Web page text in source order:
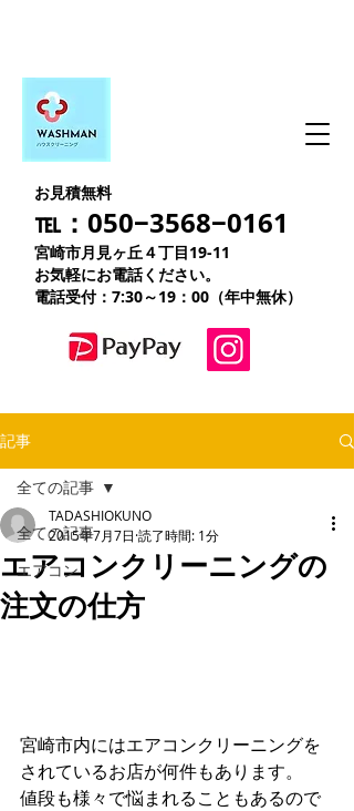
お見積無料
℡：050−3568−0161
宮崎市月見ヶ丘４丁目19-11
お気軽にお電話ください。
電話受付：7:30～19：00（年中無休）
記事
全ての記事
エアコン
全ての記事
エアコンクリーニングの
注文の仕方
TADASHIOKUNO
2015年7月7日 読了時間: 1分
宮崎市内にはエアコンクリーニングを
されているお店が何件もあります。
値段も様々で悩まれることもあるので